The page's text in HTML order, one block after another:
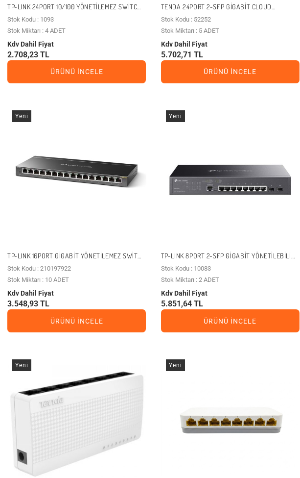
TP-LINK 24PORT 10/100 YÖNETILEMEZ SWITCH
TL-SF1024D
Stok Kodu : 1093
Stok Miktarı : 4 ADET
Kdv Dahil Fiyat
2.708,23 TL
ÜRÜNÜ İNCELE
TENDA 24PORT 2-SFP GIGABIT CLOUD
YÖNETILEBILIR SWITCH TEG2226F
Stok Kodu : 52252
Stok Miktarı : 5 ADET
Kdv Dahil Fiyat
5.702,71 TL
ÜRÜNÜ İNCELE
Yeni
TP-LINK 16PORT GIGABIT YÖNETILEMEZ SWITCH
TL-SG116E
Stok Kodu : 210197922
Stok Miktarı : 10 ADET
Kdv Dahil Fiyat
3.548,93 TL
ÜRÜNÜ İNCELE
Yeni
TP-LINK 8PORT 2-SFP GIGABIT YÖNETILEBILIR
SWITCH MASAÜSTÜ TL-SG3210
Stok Kodu : 10083
Stok Miktarı : 2 ADET
Kdv Dahil Fiyat
5.851,64 TL
ÜRÜNÜ İNCELE
Yeni Yeni